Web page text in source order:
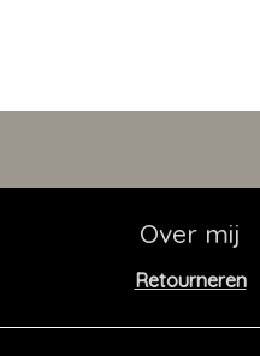
Over mij
Retourneren